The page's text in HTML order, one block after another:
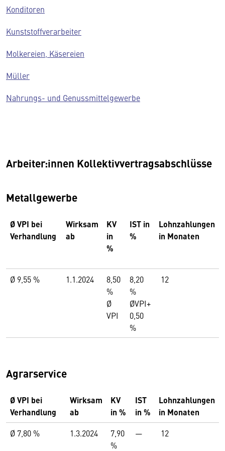
Konditoren
Kunststoffverarbeiter
Molkereien, Käsereien
Müller
Nahrungs- und Genussmittelgewerbe
Arbeiter:innen Kollektivvertragsabschlüsse
Metallgewerbe
Ø VPI bei
Verhandlung
Wirksam
ab
KV
in
%
IST in
%
Lohnzahlungen
in Monaten
Ø 9,55 % 1.1.2024
8,50
%
Ø
VPI
8,20
%
ØVPI+
0,50
%
12
Agrarservice
Ø VPI bei
Verhandlung
Wirksam
ab
KV
in %
IST
in %
Lohnzahlungen
in Monaten
Ø 7,80 % 1.3.2024
7,90
%
— 12